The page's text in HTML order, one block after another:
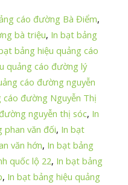
cáo đường Bà Điểm,
bà triệu, In bạt bảng
bảng hiệu quảng cáo
quảng cáo đường lý
cáo đường nguyễn
cáo đường Nguyễn Thị
nguyễn thị sóc, In
phan văn đối, In bạt
văn hớn, In bạt bảng
quốc lộ 22, In bạt bảng
, In bạt bảng hiệu quảng